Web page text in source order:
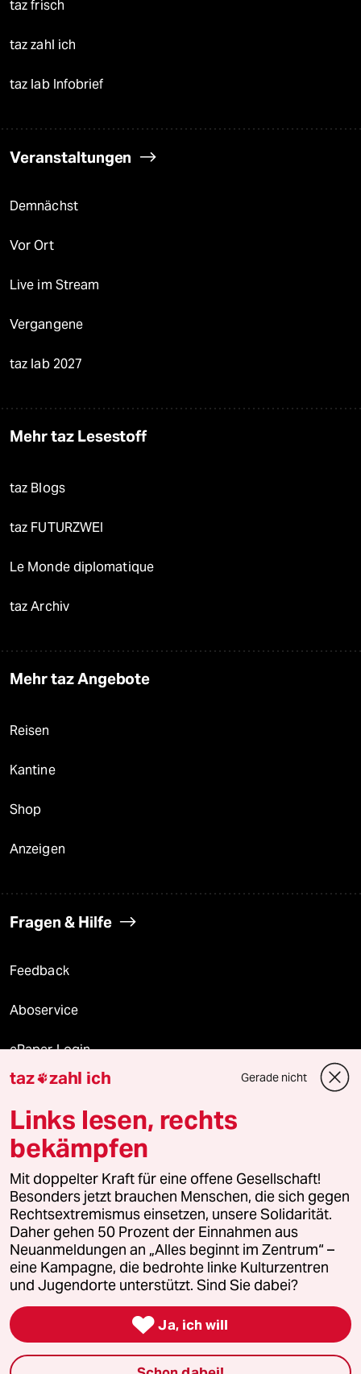
taz frisch
taz zahl ich
taz lab Infobrief
Veranstaltungen
Demnächst
Vor Ort
Live im Stream
Vergangene
taz lab 2027
Mehr taz Lesestoff
taz Blogs
taz FUTURZWEI
Le Monde diplomatique
taz Archiv
Mehr taz Angebote
Reisen
Kantine
Shop
Anzeigen
Fragen & Hilfe
Feedback
Aboservice
ePaper Login
Downloads für Abonnierende
© 2026 taz Verlags und Vertriebs GmbH
Alle Rechte vorbehalten. Bei rechtlichen Fragen oder für Genehmigungen
wenden Sie sich bitte an lizenzen@taz.de
Feedback Redaktionsstatut Kommune-Richtlinien
Leitlinie Informant Datenschutz Impressum AGB
Seitenwende Einwilligungen widerrufen (Ads)
taz zahl ich Gerade nicht
Links lesen, rechts
bekämpfen
Mit doppelter Kraft für eine offene Gesellschaft!
Besonders jetzt brauchen Menschen, die sich gegen
Rechtsextremismus einsetzen, unsere Solidarität.
Daher gehen 50 Prozent der Einnahmen aus
Neuanmeldungen an „Alles beginnt im Zentrum“ –
eine Kampagne, die bedrohte linke Kulturzentren
und Jugendorte unterstützt. Sind Sie dabei?
 Ja, ich will